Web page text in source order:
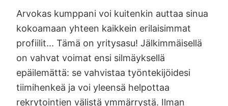
Arvokas kumppani voi kuitenkin auttaa sinua
kokoamaan yhteen kaikkein erilaisimmat
profiilit... Tämä on yritysasu! Jälkimmäisellä
on vahvat voimat ensi silmäyksellä
epäilemättä: se vahvistaa työntekijöidesi
tiimihenkeä ja voi yleensä helpottaa
rekrytointien välistä ymmärrystä. Ilman